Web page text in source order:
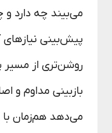
می‌بیند چه دارد
پیش‌بینی نیازهای
روشن‌تری از مسیر
بازبینی مداوم و
می‌دهد هم‌زمان با